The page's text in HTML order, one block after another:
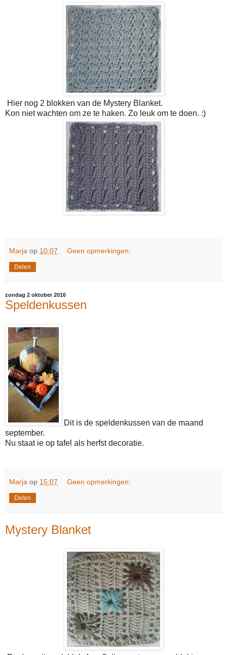
Hier nog 2 blokken van de Mystery Blanket.
Kon niet wachten om ze te haken. Zo leuk om te doen. :)
Marja op 10:07 Geen opmerkingen:
Delen
zondag 2 oktober 2016
Speldenkussen
Dit is de speldenkussen van de maand
september.
Nu staat ie op tafel als herfst decoratie.
Marja op 15:07 Geen opmerkingen:
Delen
Mystery Blanket